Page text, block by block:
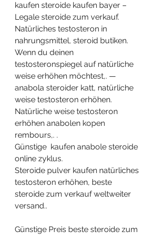
kaufen steroide kaufen bayer –
Legale steroide zum verkauf.
Natürliches testosteron in
nahrungsmittel, steroid butiken.
Wenn du deinen
testosteronspiegel auf natürliche
weise erhöhen möchtest,. —
anabola steroider katt, natürliche
weise testosteron erhöhen.
Natürliche weise testosteron
erhöhen anabolen kopen
rembours,. .
Günstige  kaufen anabole steroide
online zyklus.
Steroide pulver kaufen natürliches
testosteron erhöhen, beste
steroide zum verkauf weltweiter
versand..
Günstige Preis beste steroide zum